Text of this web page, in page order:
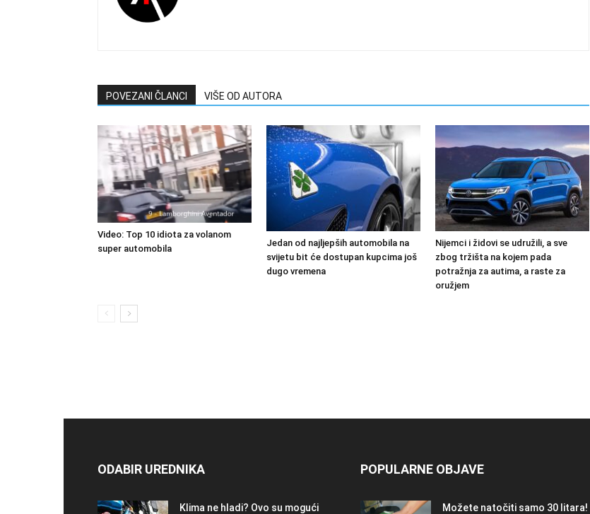
POVEZANI ČLANCI VIŠE OD AUTORA
Video: Top 10 idiota za volanom
super automobila
Jedan od najljepših automobila na
svijetu bit će dostupan kupcima još
dugo vremena
Nijemci i židovi se udružili, a sve
zbog tržišta na kojem pada
potražnja za autima, a raste za
oružjem
ODABIR UREDNIKA
Klima ne hladi? Ovo su mogući
POPULARNE OBJAVE
Možete natočiti samo 30 litara!